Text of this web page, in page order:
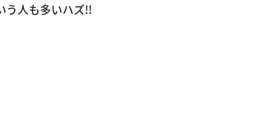
う人も多いハズ!!